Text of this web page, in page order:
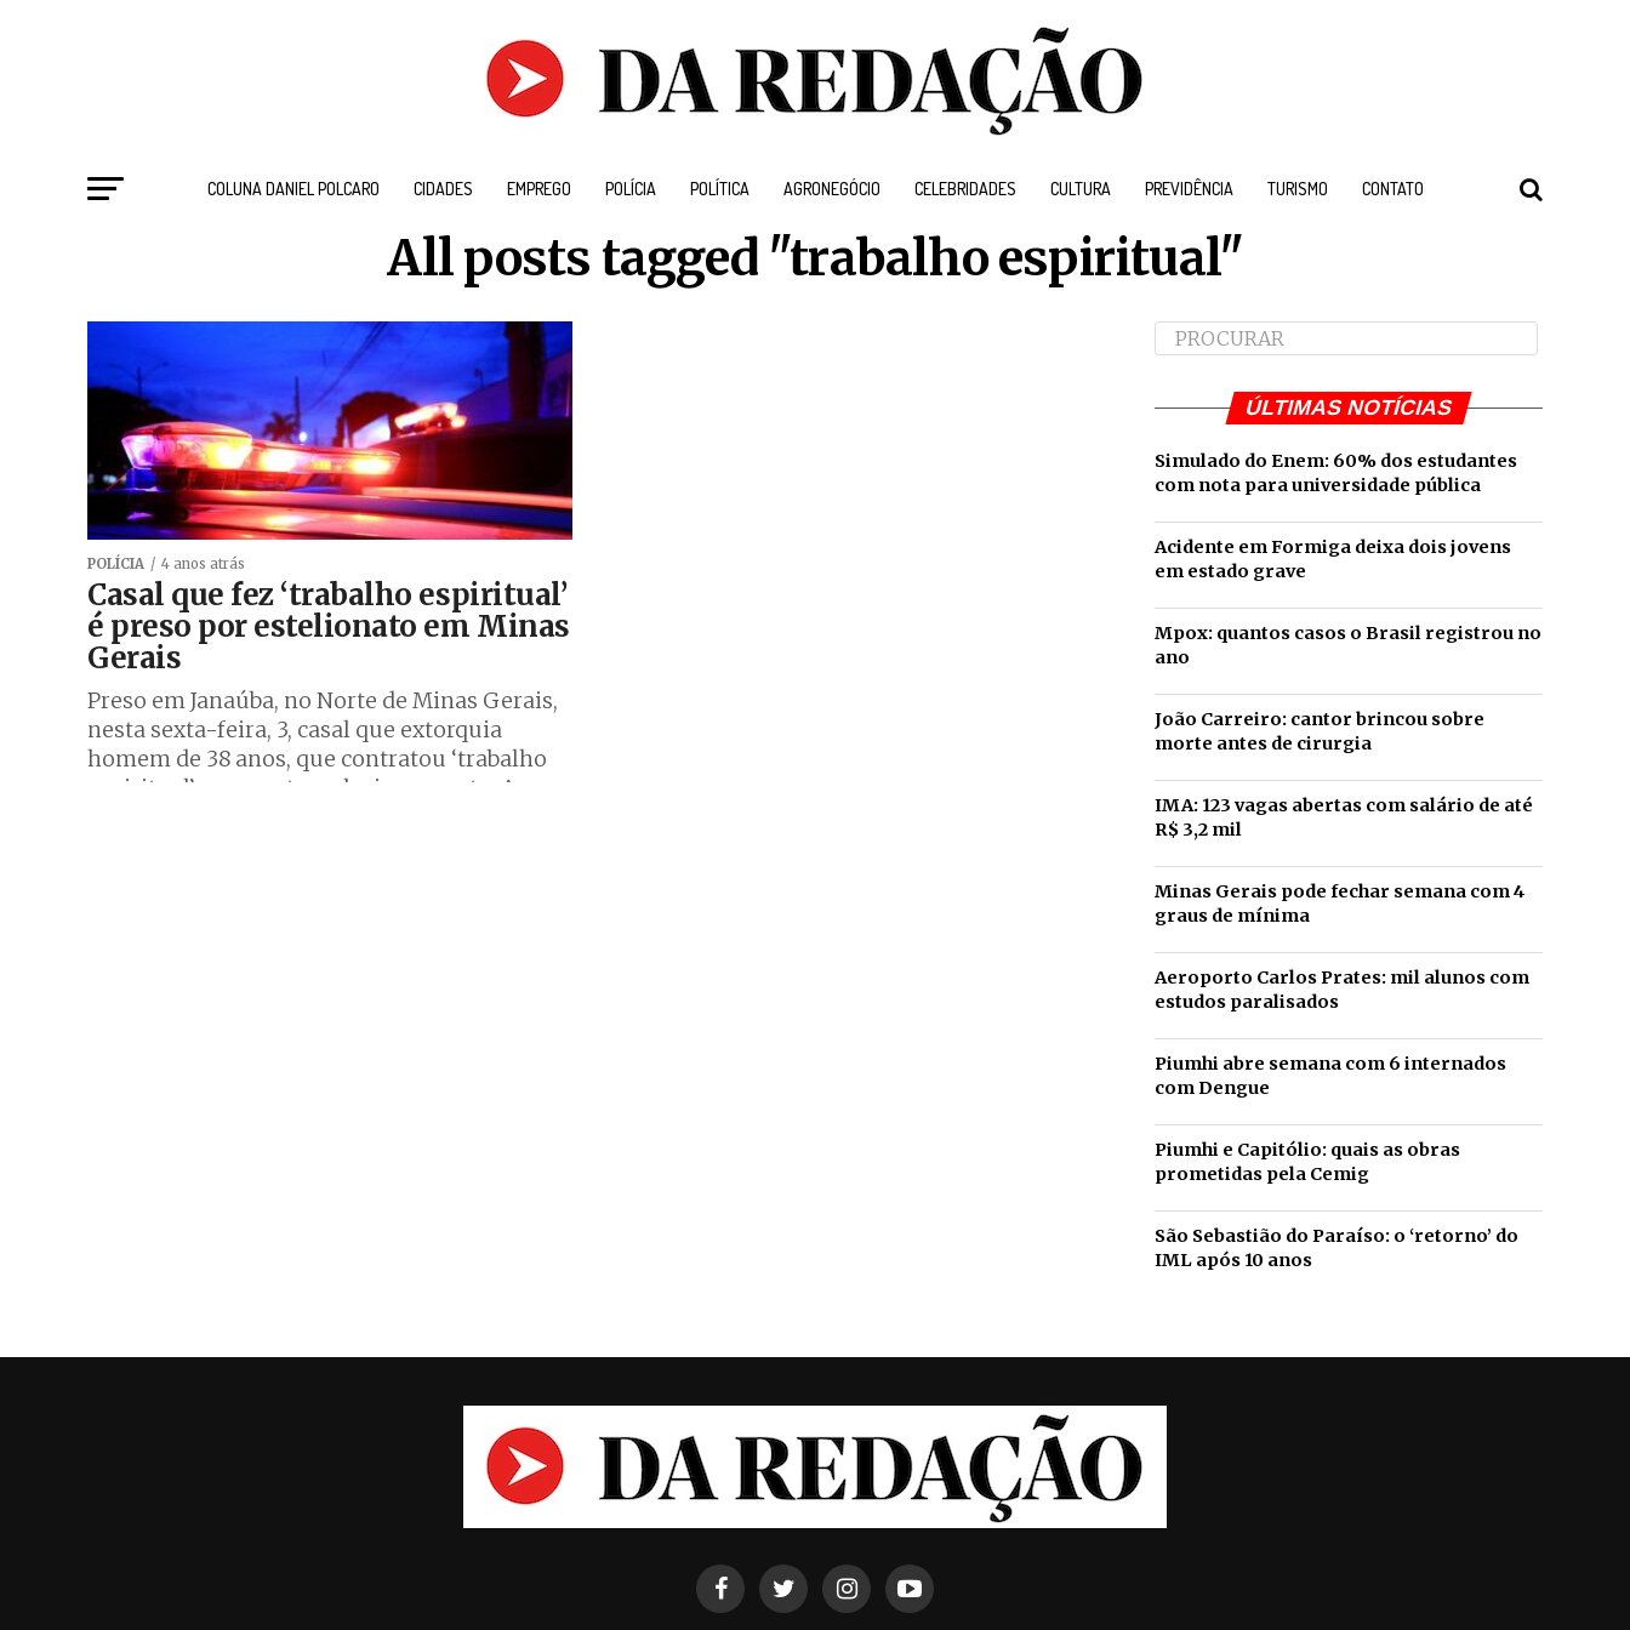
COLUNA DANIEL POLCARO CIDADES EMPREGO POLÍCIA POLÍTICA AGRONEGÓCIO CELEBRIDADES CULTURA PREVIDÊNCIA TURISMO CONTATO
All posts tagged "trabalho espiritual"
POLÍCIA 4 anos atrás
Casal que fez ‘trabalho espiritual’
é preso por estelionato em Minas
Gerais
Preso em Janaúba, no Norte de Minas Gerais,
nesta sexta-feira, 3, casal que extorquia
homem de 38 anos, que contratou ‘trabalho
espiritual’ para reatar relacionamento. A...
ÚLTIMAS NOTÍCIAS
Simulado do Enem: 60% dos estudantes
com nota para universidade pública
Acidente em Formiga deixa dois jovens
em estado grave
Mpox: quantos casos o Brasil registrou no
ano
João Carreiro: cantor brincou sobre
morte antes de cirurgia
IMA: 123 vagas abertas com salário de até
R$ 3,2 mil
Minas Gerais pode fechar semana com 4
graus de mínima
Aeroporto Carlos Prates: mil alunos com
estudos paralisados
Piumhi abre semana com 6 internados
com Dengue
Piumhi e Capitólio: quais as obras
prometidas pela Cemig
São Sebastião do Paraíso: o ‘retorno’ do
IML após 10 anos